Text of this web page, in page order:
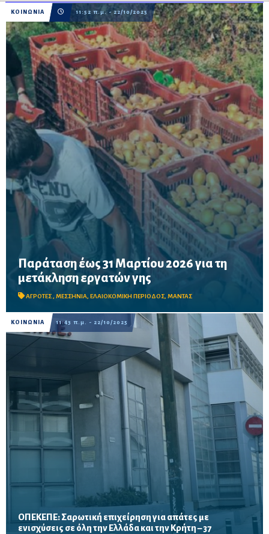
ΚΟΙΝΩΝΙΑ 11:52 π.μ. - 22/10/2025
Παράταση έως 31 Μαρτίου 2026 για τη
μετάκληση εργατών γης
ΑΓΡΟΤΕΣ , ΜΕΣΣΗΝΙΑ, ΕΛΑΙΟΚΟΜΙΚΗ ΠΕΡΙΟΔΟΣ, ΜΑΝΤΑΣ
Παράταση έως 31 Μαρτίου 2026 για τις μετακλήσεις εργατών γης
– Κυβερνητική παρέμβαση μετά από αίτημα του Περικλή Μαντά
για τη στήριξη της ελαιοκομικής περιόδου στη Μεσσηνία
ΚΟΙΝΩΝΙΑ 11:43 π.μ. - 22/10/2025
ΟΠΕΚΕΠΕ: Σαρωτική επιχείρηση για απάτες με
ενισχύσεις σε όλη την Ελλάδα και την Κρήτη – 37